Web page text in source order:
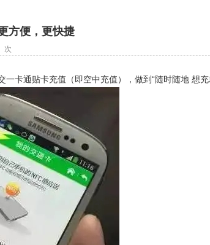
方便，更快捷
次
卡通贴卡充值（即空中充值），做到“随时随地 想充